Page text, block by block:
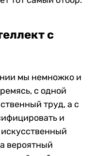
с
мы немножко и
с одной
труд, а с
и
вероятный